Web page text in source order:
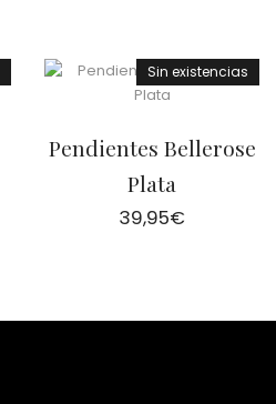
Sin existencias
Pendientes Bellerose
Plata
39,95€